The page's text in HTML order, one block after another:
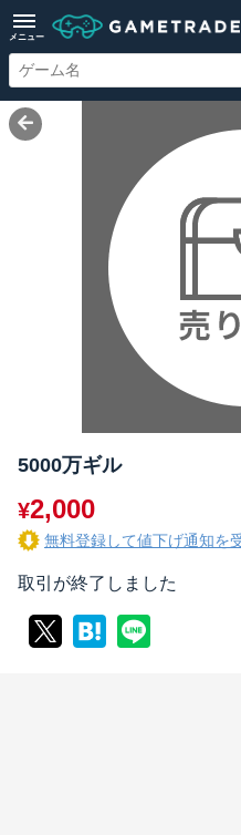
メニュー
5000万ギル
¥2,000
無料登録して値下げ通知を
取引が終了しました